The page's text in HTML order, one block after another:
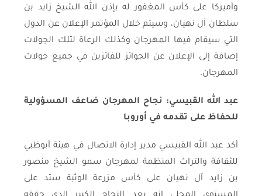
وأميركا على كأس المغفور له بإذن الله الشيخ زايد بن
سلطان آل نهيان، وسيتم خلال المؤتمر الإعلان عن الدول
التي سيقام فيها المهرجان وكذلك الرعاة لتلك الجولات
إضافة إلى الإعلان عن الجوائز للفائزين في جميع جولات
المهرجان.
عبد الله القبيسي: نجاح المهرجان ضاعف المسؤولية
للحفاظ على تقدمه في أوروبا
أكد عبد الله القبيسي مدير إدارة الاتصال في هيئة أبوظبي
للثقافة والتراث المنظمة لمهرجان سمو الشيخ منصور
بن زايد آل نهيان على كأس مزرعة الوثبة ستد على